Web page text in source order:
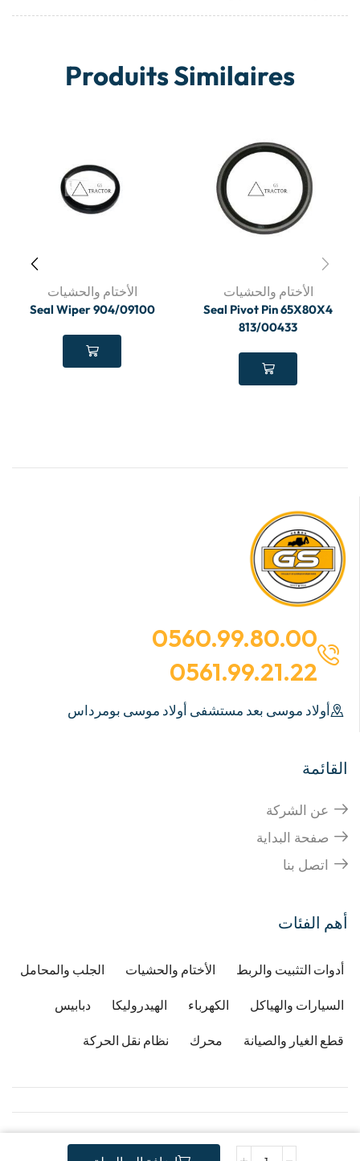
Produits Similaires
الأختام والحشيات
Seal Pivot Pin 65X80X4
813/00433
الأختام والحشيات
Seal Wiper 904/09100
0560.99.80.00
0561.99.21.22
أولاد موسى بعد مستشفى أولاد موسى بومرداس
القائمة
عن الشركة
صفحة البداية
اتصل بنا
أهم الفئات
أدوات التثبيت والربط الأختام والحشيات الجلب والمحامل
السيارات والهياكل الكهرباء الهيدروليكا دبابيس
قطع الغيار والصيانة محرك نظام نقل الحركة
Copyright © 2026Developped by Djafri idir